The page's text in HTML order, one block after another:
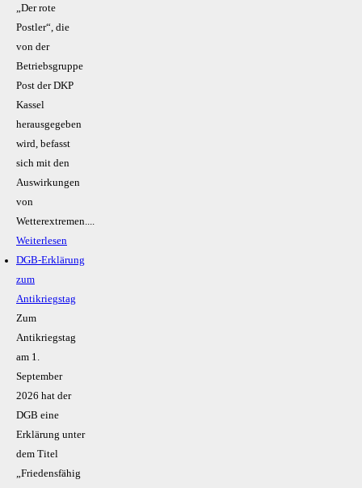
„Der rote
Postler“, die
von der
Betriebsgruppe
Post der DKP
Kassel
herausgegeben
wird, befasst
sich mit den
Auswirkungen
von
Wetterextremen....
Weiterlesen
DGB-Erklärung
zum
Antikriegstag
Zum
Antikriegstag
am 1.
September
2026 hat der
DGB eine
Erklärung unter
dem Titel
„Friedensfähig